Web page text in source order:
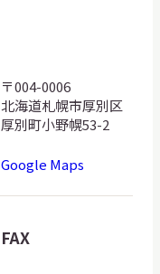
〒004-0006
北海道札幌市厚別区
厚別町小野幌53-2
Google Maps
FAX